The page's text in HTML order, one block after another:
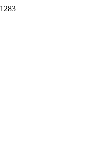
1283